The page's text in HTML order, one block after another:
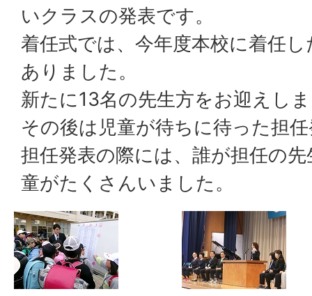
いクラスの発表です。
着任式では、今年度本校に着任
ありました。
新たに13名の先生方をお迎えし
その後は児童が待ちに待った担
担任発表の際には、誰が担任の
童がたくさんいました。